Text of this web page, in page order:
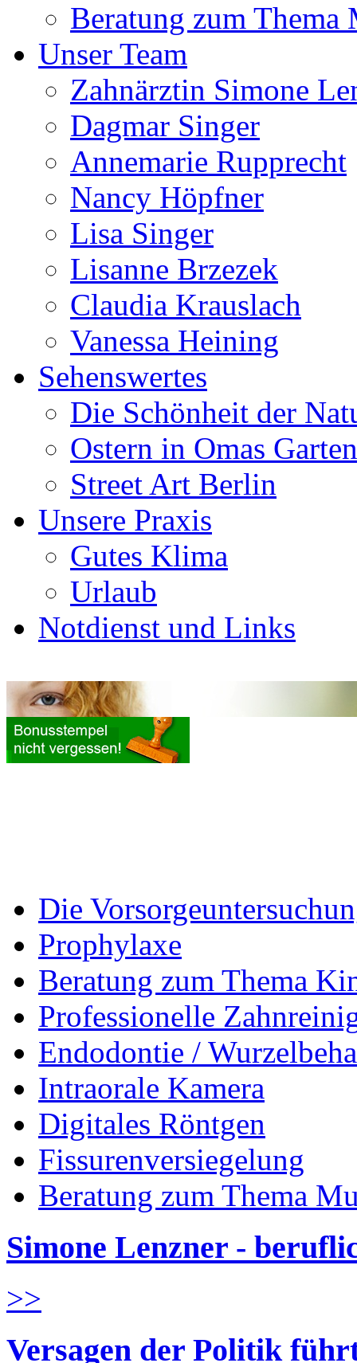
Beratung zum Thema
Unser Team
Zahnärztin Simone
Dagmar Singer
Annemarie Rupprecht
Nancy Höpfner
Lisa Singer
Lisanne Brzezek
Claudia Krauslach
Vanessa Heining
Sehenswertes
Die Schönheit der
Ostern in Omas Garten
Street Art Berlin
Unsere Praxis
Gutes Klima
Urlaub
Notdienst und Links
Die
Prophylaxe
Beratung zum Thema
Professionelle
Endodontie /
Intraorale Kamera
Digitales Röntgen
Fissurenversiegelung
Beratung zum Thema
Simone Lenzner -
>>
Versagen der Politik